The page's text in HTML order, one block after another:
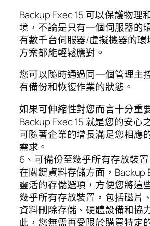
Backup Exec 15 可以保護物理
境，不論是只有一個伺服器的
有數千台伺服器/虛擬機器的環
方案都能輕鬆應對。
您可以隨時通過同一個管理主
有備份和恢復作業的狀態。
如果可伸縮性對您而言十分重
Backup Exec 15 就是您的安心
可隨著企業的增長滿足您相應
需求。
6、可備份至幾乎所有存放裝置
在關鍵資料存儲方面，Backup
靈活的存儲選項，方便您將這
幾乎所有存放裝置，包括磁片
資料刪除存儲、硬體設備和協
此，您無需再受限於購買特定